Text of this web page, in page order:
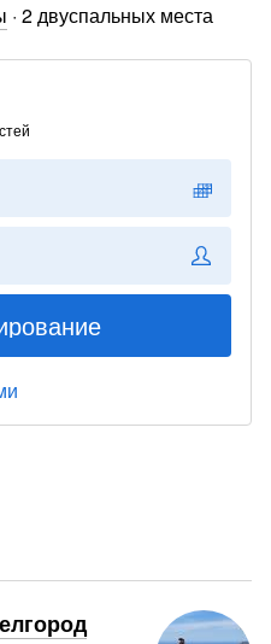
· 2 двуспальных места